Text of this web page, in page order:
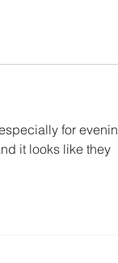
for
it looks like they